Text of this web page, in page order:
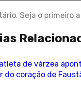
Seja o primeiro